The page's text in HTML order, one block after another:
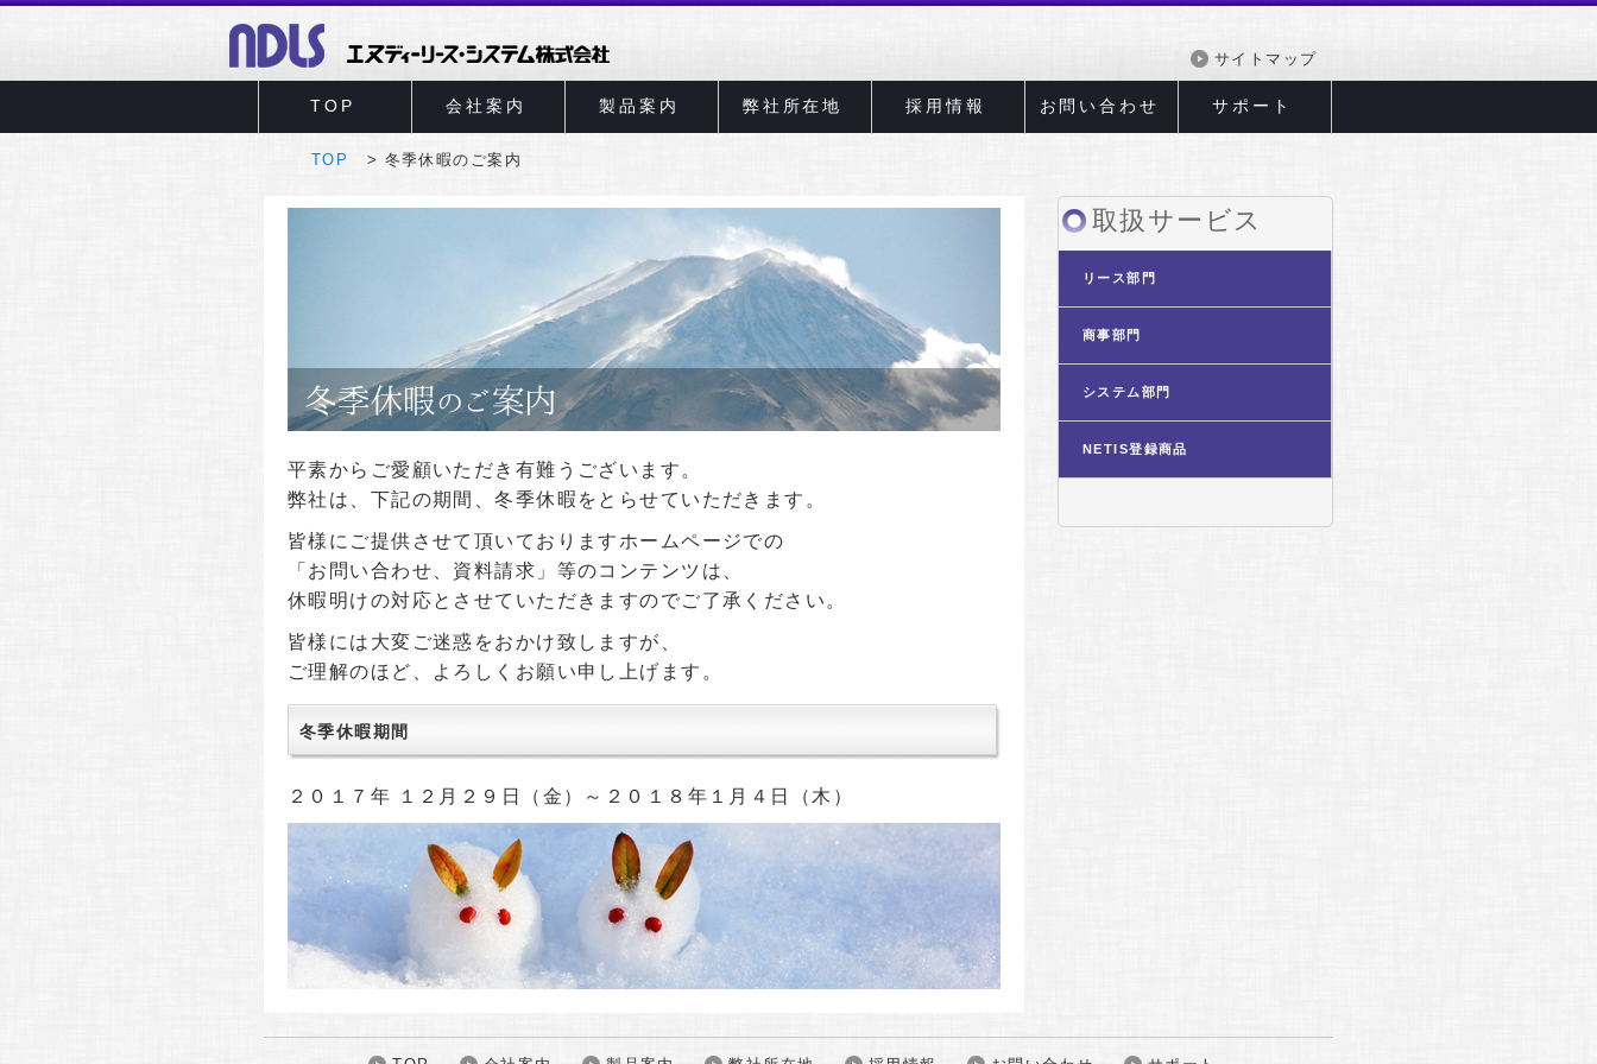
サイトマップ
TOP 会社案内 製品案内 弊社所在地 採用情報 お問い合わせ サポート
TOP 冬季休暇のご案内
平素からご愛顧いただき有難うございます。
弊社は、下記の期間、冬季休暇をとらせていただきます。
皆様にご提供させて頂いておりますホームページでの
「お問い合わせ、資料請求」等のコンテンツは、
休暇明けの対応とさせていただきますのでご了承ください。
皆様には大変ご迷惑をおかけ致しますが、
ご理解のほど、よろしくお願い申し上げます。
冬季休暇期間
２０１７年 １２月２９日（金）～２０１８年１月４日（木）
取扱サービス
リース部門
商事部門
システム部門
NETIS登録商品